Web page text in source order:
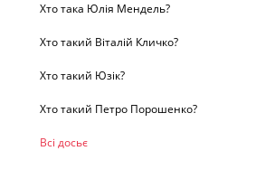
Хто така Юлія Мендель?
Хто такий Віталій Кличко?
Хто такий Юзік?
Хто такий Петро Порошенко?
Всі досьє